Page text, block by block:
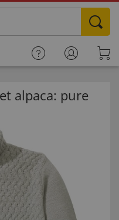
alpaca: pure